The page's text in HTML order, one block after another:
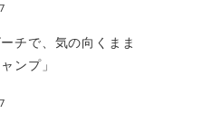
チで、気の向くまま
ンプ」